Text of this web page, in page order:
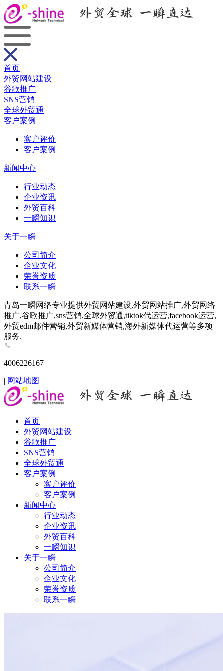
首页
外贸网站建设
谷歌推广
SNS营销
全球外贸通
客户案例
客户评价
客户案例
新闻中心
行业动态
企业资讯
外贸百科
一瞬知识
关于一瞬
公司简介
企业文化
荣誉资质
联系一瞬
青岛一瞬网络专业提供外贸网站建设,外贸网站推广,外贸网络
推广,谷歌推广,sns营销,全球外贸通,tiktok代运营,facebook运营,
外贸edm邮件营销,外贸新媒体营销,海外新媒体代运营等多项
服务.
4006226167
| 网站地图
首页
外贸网站建设
谷歌推广
SNS营销
全球外贸通
客户案例
客户评价
客户案例
新闻中心
行业动态
企业资讯
外贸百科
一瞬知识
关于一瞬
公司简介
企业文化
荣誉资质
联系一瞬